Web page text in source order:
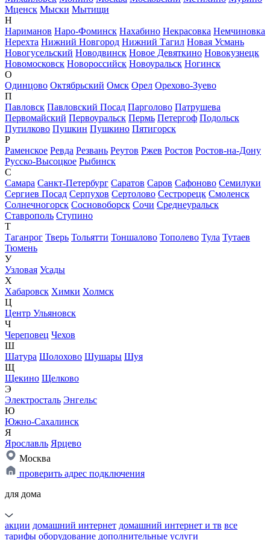
Мценск Мыски Мытищи
Н
Нариманов Наро-Фоминск Нахабино Некрасовка Немчиновка
Нерехта Нижний Новгород Нижний Тагил Новая Усмань
Новогусельский Новодвинск Новое Девяткино Новокузнецк
Новомосковск Новороссийск Новоуральск Ногинск
О
Одинцово Октябрьский Омск Орел Орехово-Зуево
П
Павловск Павловский Посад Парголово Патрушева
Первомайский Первоуральск Пермь Петергоф Подольск
Путилково Пушкин Пушкино Пятигорск
Р
Раменское Ревда Резвань Реутов Ржев Ростов Ростов-на-Дону
Русско-Высоцкое Рыбинск
С
Самара Санкт-Петербург Саратов Саров Сафоново Семилуки
Сергиев Посад Серпухов Сертолово Сестрорецк Смоленск
Солнечногорск Сосновоборск Сочи Среднеуральск
Ставрополь Ступино
Т
Таганрог Тверь Тольятти Тоншалово Тополево Тула Тутаев
Тюмень
У
Узловая Усады
Х
Хабаровск Химки Холмск
Ц
Центр Ульяновск
Ч
Череповец Чехов
Ш
Шатура Шолохово Шушары Шуя
Щ
Щекино Щелково
Э
Электросталь Энгельс
Ю
Южно-Сахалинск
Я
Ярославль Ярцево
Москва
проверить адрес подключения
для дома
акции домашний интернет домашний интернет и тв все
тарифы оборудование дополнительные услуги